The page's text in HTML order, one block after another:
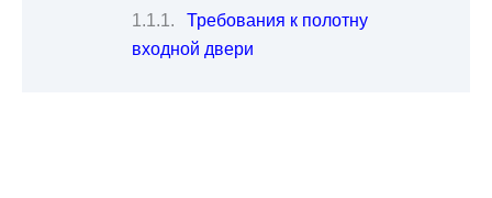
Требования к полотну
входной двери